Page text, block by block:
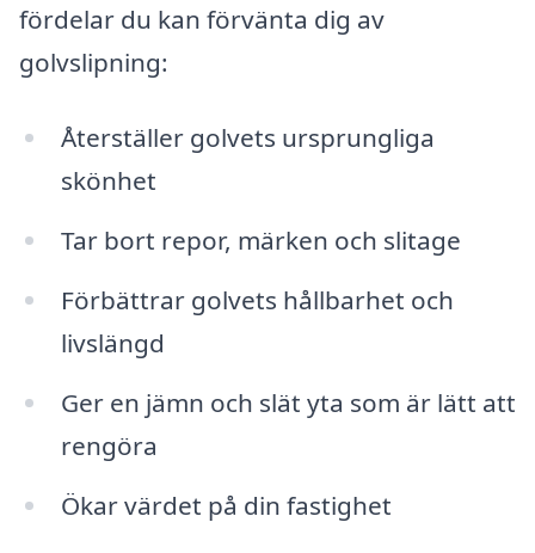
fördelar du kan förvänta dig av
golvslipning:
Återställer golvets ursprungliga
skönhet
Tar bort repor, märken och slitage
Förbättrar golvets hållbarhet och
livslängd
Ger en jämn och slät yta som är lätt att
rengöra
Ökar värdet på din fastighet